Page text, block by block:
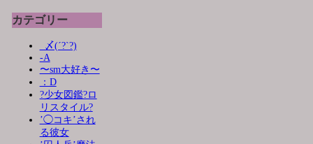
カテゴリー
_〆(´?`?)
-A
〜sm大好き〜
：D
?少女図鑑?ロ
リスタイル?
’◯コキ’され
る彼女